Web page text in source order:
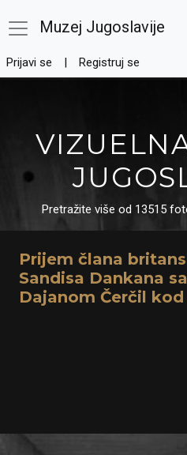
Muzej Jugoslavije
Prijavi se Registruj se
Pretražite više od 13515
Prijem člana
Sandisa Dankana
Dajanom Čerčil